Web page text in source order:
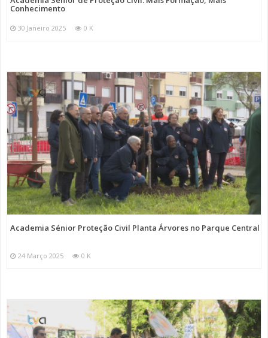
Conhecimento
30 Janeiro 2025 0 K
Academia Sénior Proteção Civil Planta Árvores no Parque Central
24 Março 2025 0 K